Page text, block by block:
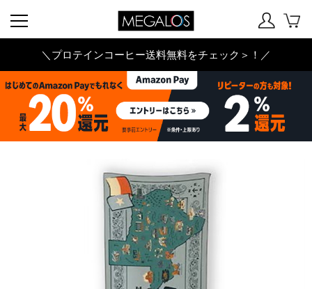
＼プロテインコーヒー送料無料をチェック＞！／